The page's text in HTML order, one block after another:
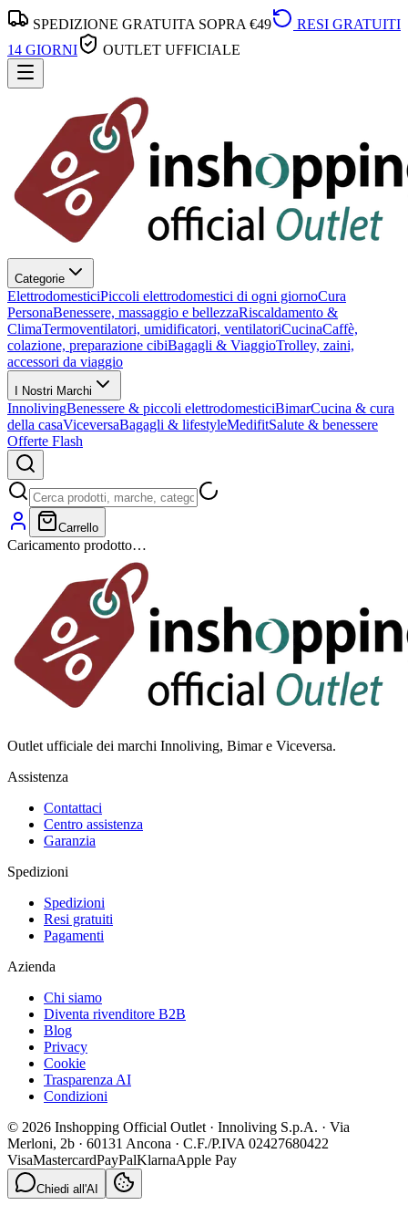
SPEDIZIONE GRATUITA SOPRA €49
RESI GRATUITI
14 GIORNI
OUTLET UFFICIALE
Categorie
ElettrodomesticiPiccoli elettrodomestici di ogni giornoCura
PersonaBenessere, massaggio e bellezzaRiscaldamento &
ClimaTermoventilatori, umidificatori, ventilatoriCucinaCaffè,
colazione, preparazione cibiBagagli & ViaggioTrolley, zaini,
accessori da viaggio
I Nostri Marchi
InnolivingBenessere & piccoli elettrodomesticiBimarCucina & cura
della casaViceversaBagagli & lifestyleMedifitSalute & benessere
Offerte Flash
Carrello
Caricamento prodotto…
Outlet ufficiale dei marchi Innoliving, Bimar e Viceversa.
Assistenza
Contattaci
Centro assistenza
Garanzia
Spedizioni
Spedizioni
Resi gratuiti
Pagamenti
Azienda
Chi siamo
Diventa rivenditore B2B
Blog
Privacy
Cookie
Trasparenza AI
Condizioni
© 2026 Inshopping Official Outlet · Innoliving S.p.A. · Via
Merloni, 2b · 60131 Ancona · C.F./P.IVA 02427680422
VisaMastercardPayPalKlarnaApple Pay
Chiedi all'AI